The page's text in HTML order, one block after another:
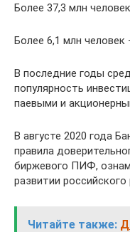
Более 37,3 млн
Более 6,1 млн
В последние годы
популярность
паевыми и
В августе 2020 года
правила
биржевого ПИФ,
развитии
Читайте также: